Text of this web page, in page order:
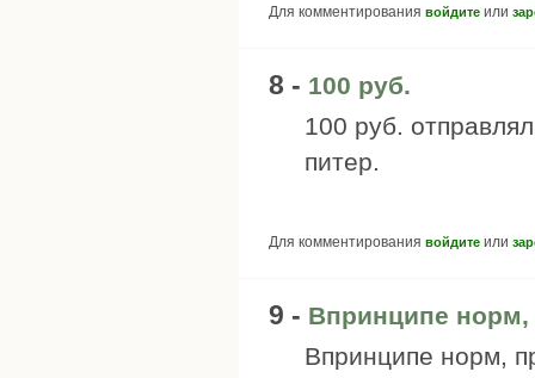
Для комментирования войдите или
8 - 100 руб.
100 руб.
питер.
Для комментирования войдите или
9 - Впринципе норм,
Впринципе норм,